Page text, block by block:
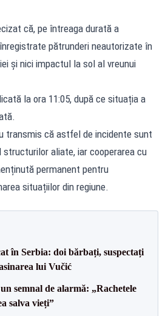
că, pe întreaga durată a
pătrunderi neautorizate în
și nici impactul la sol al vreunui
la ora 11:05, după ce situația a
transmis că astfel de incidente sunt
aliate, iar cooperarea cu
permanent pentru
situațiilor din regiune.
în Serbia: doi bărbați, suspectați
lui Vučić
semnal de alarmă: „Rachetele
salva vieți”